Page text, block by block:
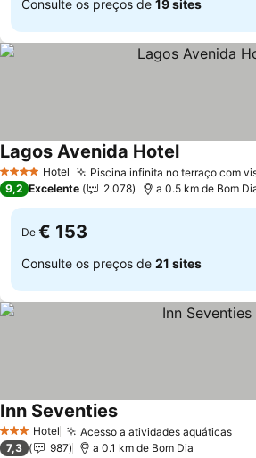
Consulte os preços de 19 sites
4 EstrelasHotel Piscina infinita no terraço com
Lagos Avenida Hotel
9,2 Excelente 2.078 a 0.5 km de Bom
De € 153
Consulte os preços de 21 sites
3 EstrelasHotel Acesso a atividades aquáticas
Inn Seventies
7,3 987 a 0.1 km de Bom Dia